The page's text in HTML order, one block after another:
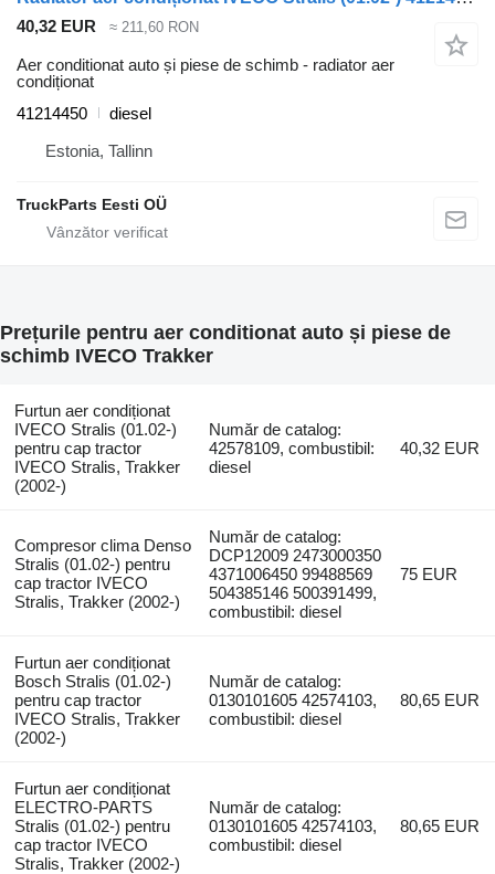
40,32 EUR ≈ 211,60 RON
Aer conditionat auto și piese de schimb - radiator aer
condiționat
41214450
diesel
Estonia, Tallinn
TruckParts Eesti OÜ
Prețurile pentru aer conditionat auto și piese de
schimb IVECO Trakker
Furtun aer condiționat
IVECO Stralis (01.02-)
pentru cap tractor
IVECO Stralis, Trakker
(2002-)
Număr de catalog:
42578109, combustibil:
diesel
40,32 EUR
Compresor clima Denso
Stralis (01.02-) pentru
cap tractor IVECO
Stralis, Trakker (2002-)
Număr de catalog:
DCP12009 2473000350
4371006450 99488569
504385146 500391499,
combustibil: diesel
75 EUR
Furtun aer condiționat
Bosch Stralis (01.02-)
pentru cap tractor
IVECO Stralis, Trakker
(2002-)
Număr de catalog:
0130101605 42574103,
combustibil: diesel
80,65 EUR
Furtun aer condiționat
ELECTRO-PARTS
Stralis (01.02-) pentru
cap tractor IVECO
Stralis, Trakker (2002-)
Număr de catalog:
0130101605 42574103,
combustibil: diesel
80,65 EUR